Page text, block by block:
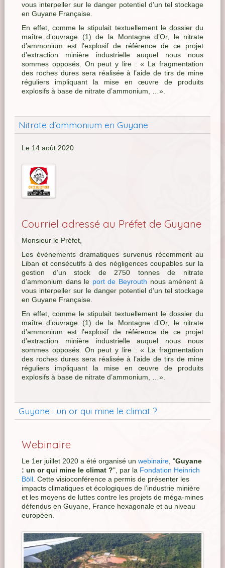
vous interpeller sur le danger potentiel d’un tel stockage
en Guyane Française.
En effet, comme le stipulait textuellement le dossier du
maître d’ouvrage (1) de la Montagne d’Or, le nitrate
d’ammonium est l’explosif de référence de ce projet
d’extraction minière industrielle auquel nous nous
sommes opposés. On peut y lire : « La fragmentation
des roches dures sera réalisée à l’aide de tirs de mine
réguliers impliquant la mise en œuvre de produits
explosifs à base de nitrate d’ammonium, …».
Nitrate d'ammonium en Guyane
Le 14 août 2020
Courriel adressé au Préfet de Guyane
Monsieur le Préfet,
Les événements dramatiques survenus récemment au
Liban et consécutifs à des négligences coupables sur la
gestion d’un stock de 2750 tonnes de nitrate
d’ammonium dans le port de Beyrouth nous amènent à
vous interpeller sur le danger potentiel d’un tel stockage
en Guyane Française.
En effet, comme le stipulait textuellement le dossier du
maître d’ouvrage (1) de la Montagne d’Or, le nitrate
d’ammonium est l’explosif de référence de ce projet
d’extraction minière industrielle auquel nous nous
sommes opposés. On peut y lire : « La fragmentation
des roches dures sera réalisée à l’aide de tirs de mine
réguliers impliquant la mise en œuvre de produits
explosifs à base de nitrate d’ammonium, …».
Guyane : un or qui mine le climat ?
Webinaire
Le 1er juillet 2020 a été organisé un webinaire, "Guyane
: un or qui mine le climat ?", par la Fondation Heinrich
Böll. Cette visioconférence a permis de présenter les
impacts climatiques et écologiques de l’industrie minière
et les moyens de luttes contre les projets de méga-mines
défendus en Guyane, France hexagonale et au niveau
européen.